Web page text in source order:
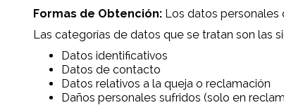
Formas de Obtención: Los datos personales
Las categorías de datos que se tratan son las
Datos identificativos
Datos de contacto
Datos relativos a la queja o reclamación
Daños personales sufridos (solo en